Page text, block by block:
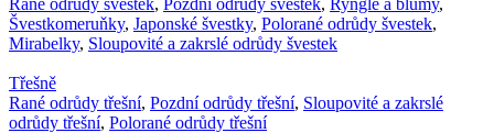
Rané odrůdy švestek, Pozdní odrůdy švestek, Ryngle a blumy,
Švestkomeruňky, Japonské švestky, Polorané odrůdy švestek,
Mirabelky, Sloupovité a zakrslé odrůdy švestek
Třešně
Rané odrůdy třešní, Pozdní odrůdy třešní, Sloupovité a zakrslé
odrůdy třešní, Polorané odrůdy třešní